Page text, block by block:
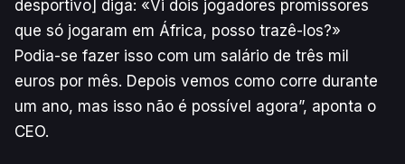
desportivo] diga: «Vi dois jogadores promissores
que só jogaram em África, posso trazê-los?»
Podia-se fazer isso com um salário de três mil
euros por mês. Depois vemos como corre durante
um ano, mas isso não é possível agora”, aponta o
CEO.